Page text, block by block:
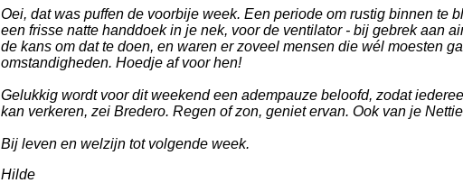
Oei, dat was puffen de voorbije week. Een periode om rustig binnen te
een frisse natte handdoek in je nek, voor de ventilator - bij gebrek aan
de kans om dat te doen, en waren er zoveel mensen die wél moesten
omstandigheden. Hoedje af voor hen!
Gelukkig wordt voor dit weekend een adempauze beloofd, zodat
kan verkeren, zei Bredero. Regen of zon, geniet ervan. Ook van je
Bij leven en welzijn tot volgende week.
Hilde